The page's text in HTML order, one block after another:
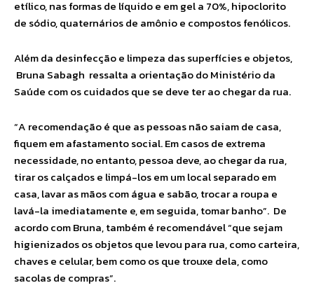
etílico, nas formas de líquido e em gel a 70%, hipoclorito
de sódio, quaternários de amônio e compostos fenólicos.
Além da desinfecção e limpeza das superfícies e objetos,
Bruna Sabagh ressalta a orientação do Ministério da
Saúde com os cuidados que se deve ter ao chegar da rua.
“A recomendação é que as pessoas não saiam de casa,
fiquem em afastamento social. Em casos de extrema
necessidade, no entanto, pessoa deve, ao chegar da rua,
tirar os calçados e limpá-los em um local separado em
casa, lavar as mãos com água e sabão, trocar a roupa e
lavá-la imediatamente e, em seguida, tomar banho”. De
acordo com Bruna, também é recomendável “que sejam
higienizados os objetos que levou para rua, como carteira,
chaves e celular, bem como os que trouxe dela, como
sacolas de compras”.